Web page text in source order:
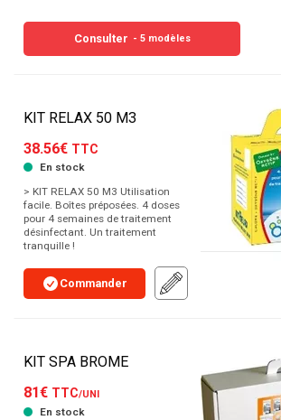
Consulter - 5 modèles
KIT RELAX 50 M3
38.56€ TTC
En stock
> KIT RELAX 50 M3 Utilisation
facile. Boîtes préposées. 4 doses
pour 4 semaines de traitement
désinfectant. Un traitement
tranquille !
Commander
KIT SPA BROME
81€ TTC/UNI
En stock